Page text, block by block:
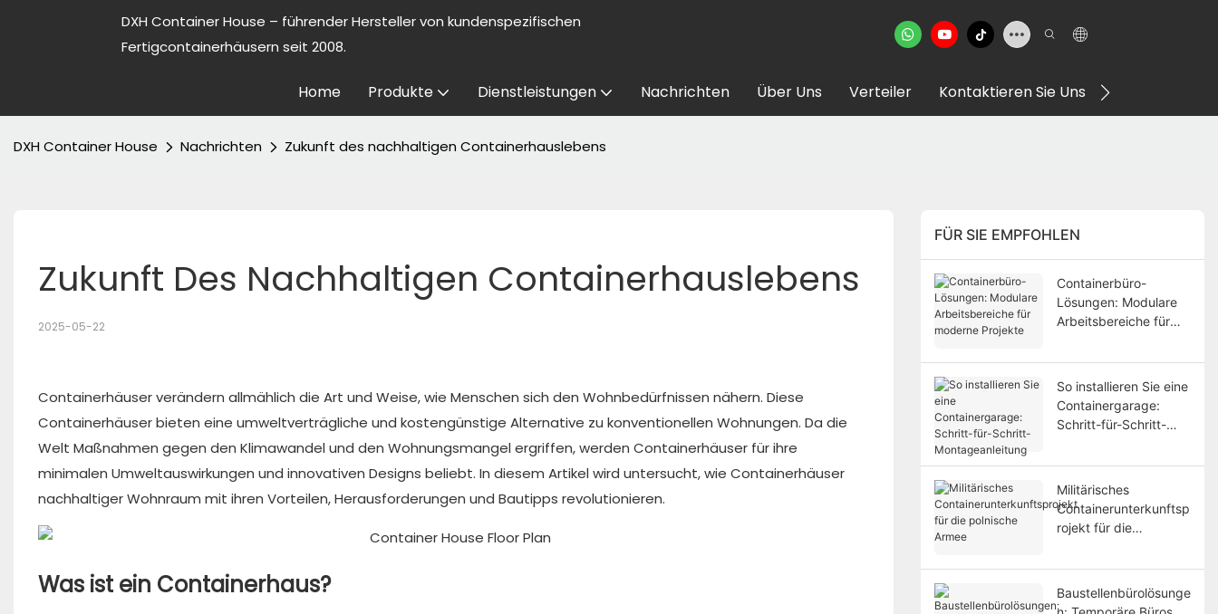
DXH Container House – führender Hersteller von kundenspezifischen
Fertigcontainerhäusern seit 2008.
Home Produkte Dienstleistungen Nachrichten Über Uns Verteiler Kontaktieren Sie Uns
DXH Container House Nachrichten Zukunft des nachhaltigen Containerhauslebens
Zukunft Des Nachhaltigen Containerhauslebens
2025-05-22
Containerhäuser verändern allmählich die Art und Weise, wie Menschen sich den Wohnbedürfnissen nähern. Diese
Containerhäuser bieten eine umweltverträgliche und kostengünstige Alternative zu konventionellen Wohnungen. Da die
Welt Maßnahmen gegen den Klimawandel und den Wohnungsmangel ergriffen, werden Containerhäuser für ihre
minimalen Umweltauswirkungen und innovativen Designs beliebt. In diesem Artikel wird untersucht, wie Containerhäuser
nachhaltiger Wohnraum mit ihren Vorteilen, Herausforderungen und Bautipps revolutionieren.
Was ist ein Containerhaus?
FÜR SIE EMPFOHLEN
Containerbüro-
Lösungen: Modulare
Arbeitsbereiche für
So installieren Sie eine
Containergarage:
Schritt-für-Schritt-
Militärisches
Containerunterkunftsp
rojekt für die
Baustellenbürolösunge